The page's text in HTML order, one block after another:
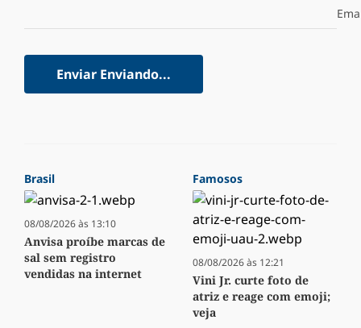
Enviar Enviando...
Brasil
08/08/2026 às 13:10
Anvisa proíbe marcas de
sal sem registro
vendidas na internet
Famosos
08/08/2026 às 12:21
Vini Jr. curte foto de
atriz e reage com emoji;
veja